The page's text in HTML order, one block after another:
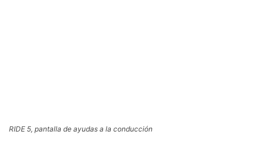
RIDE 5, pantalla de ayudas a la conducción